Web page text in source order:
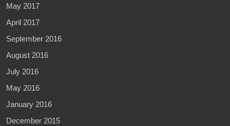
May 2017
April 2017
September 2016
August 2016
July 2016
May 2016
January 2016
December 2015